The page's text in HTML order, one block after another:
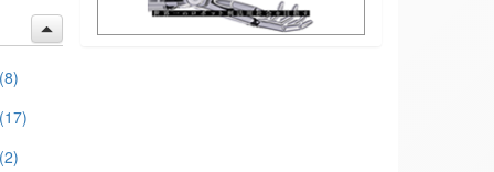
(8)
(17)
(2)